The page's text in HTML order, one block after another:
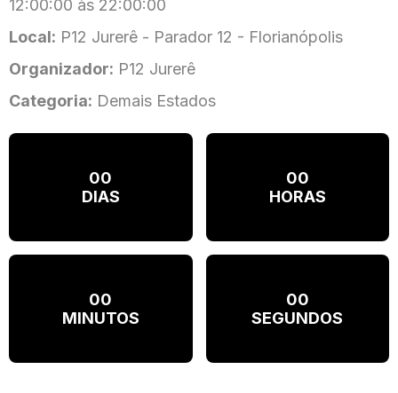
12:00:00 às 22:00:00
Local: P12 Jurerê - Parador 12 - Florianópolis
Organizador: P12 Jurerê
Categoria: Demais Estados
00
DIAS
00
HORAS
00
MINUTOS
00
SEGUNDOS